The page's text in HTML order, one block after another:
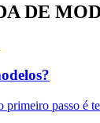
DE
primeiro passo